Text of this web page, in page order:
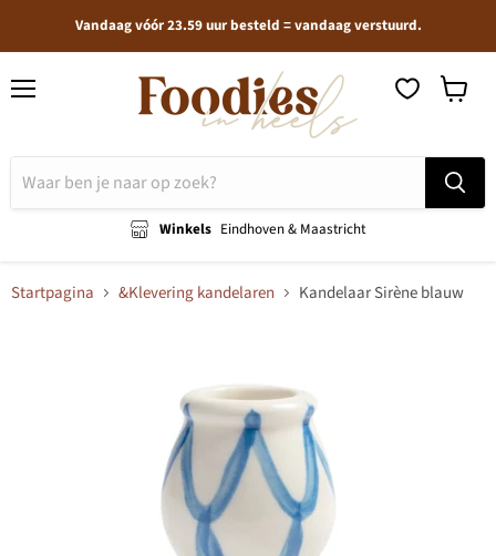
Vandaag vóór 23.59 uur besteld = vandaag verstuurd.
Winkels Eindhoven & Maastricht
Startpagina &Klevering kandelaren Kandelaar Sirène blauw